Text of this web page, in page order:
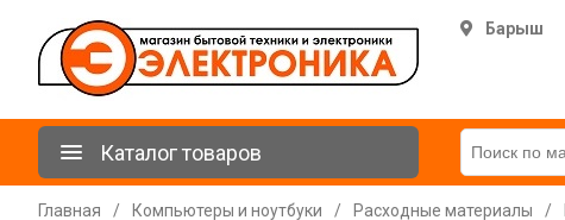
Барыш
Каталог товаров
Главная / Компьютеры и ноутбуки / Расходные материалы /